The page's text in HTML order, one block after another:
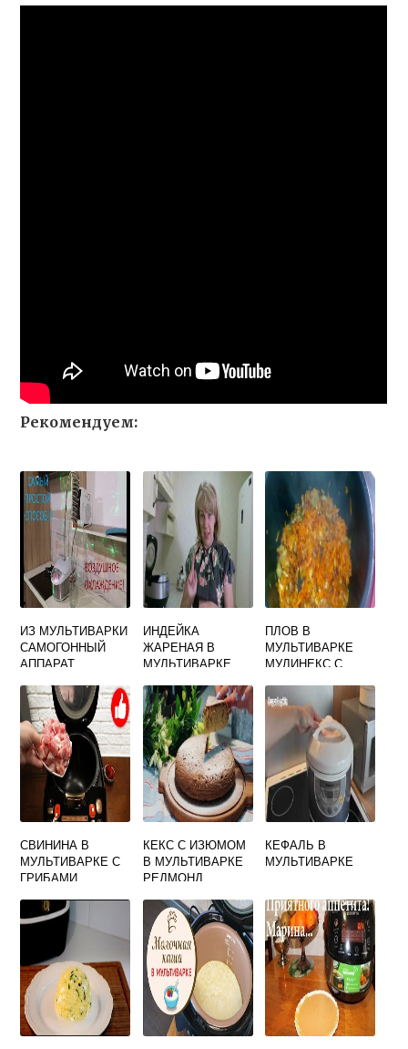
Рекомендуем:
ИЗ МУЛЬТИВАРКИ
САМОГОННЫЙ
АППАРАТ
ИНДЕЙКА
ЖАРЕНАЯ В
МУЛЬТИВАРКЕ
ПЛОВ В
МУЛЬТИВАРКЕ
МУЛИНЕКС С
СВИНИНА В
МУЛЬТИВАРКЕ С
ГРИБАМИ
КЕКС С ИЗЮМОМ
В МУЛЬТИВАРКЕ
РЕДМОНД
КЕФАЛЬ В
МУЛЬТИВАРКЕ